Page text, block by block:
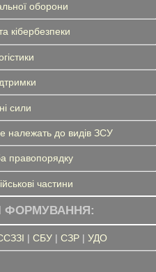
оборони
кібербезпеки
сили
належать до видів ЗСУ
правопорядку
частини
ФОРМУВАННЯ:
| СБУ| СЗР| УДО